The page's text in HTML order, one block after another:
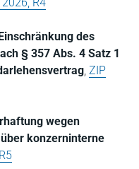
des
§ 357 Abs. 4 Satz 1
, ZIP
wegen
konzerninterne